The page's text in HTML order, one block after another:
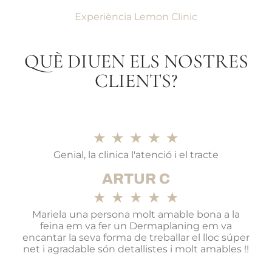
Experiència Lemon Clinic
QUÈ DIUEN ELS NOSTRES
CLIENTS?
★ ★ ★ ★ ★
Genial, la clinica l'atenció i el tracte
ARTUR C
★ ★ ★ ★ ★
Mariela una persona molt amable bona a la
feina em va fer un Dermaplaning em va
encantar la seva forma de treballar el lloc súper
net i agradable són detallistes i molt amables !!